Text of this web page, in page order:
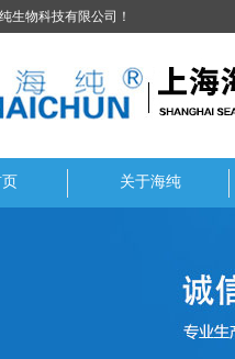
生物科技有限公司！
页 关于海纯